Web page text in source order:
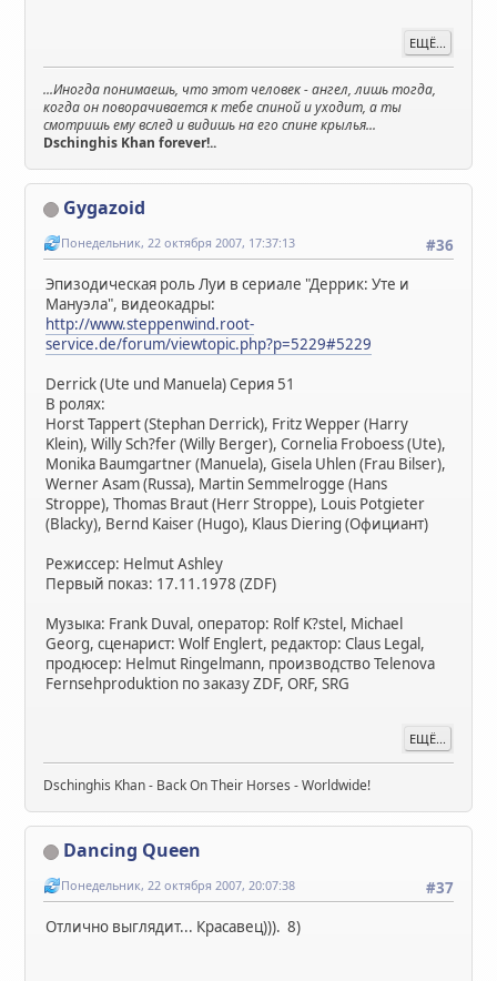
ЕЩЁ...
...Иногда понимаешь, что этот человек - ангел, лишь тогда,
когда он поворачивается к тебе спиной и уходит, а ты
смотришь ему вслед и видишь на его спине крылья...
Dschinghis Khan forever!..
Gygazoid
#36
Понедельник, 22 октября 2007, 17:37:13
Эпизодическая роль Луи в сериале "Деррик: Уте и
Мануэла", видеокадры:
http://www.steppenwind.root-
service.de/forum/viewtopic.php?p=5229#5229
Derrick (Ute und Manuela) Серия 51
В ролях:
Horst Tappert (Stephan Derrick), Fritz Wepper (Harry
Klein), Willy Sch?fer (Willy Berger), Cornelia Froboess (Ute),
Monika Baumgartner (Manuela), Gisela Uhlen (Frau Bilser),
Werner Asam (Russa), Martin Semmelrogge (Hans
Stroppe), Thomas Braut (Herr Stroppe), Louis Potgieter
(Blacky), Bernd Kaiser (Hugo), Klaus Diering (Официант)
Режиссер: Helmut Ashley
Первый показ: 17.11.1978 (ZDF)
Музыка: Frank Duval, оператор: Rolf K?stel, Michael
Georg, сценарист: Wolf Englert, редактор: Claus Legal,
продюсер: Helmut Ringelmann, производство Telenova
Fernsehproduktion по заказу ZDF, ORF, SRG
ЕЩЁ...
Dschinghis Khan - Back On Their Horses - Worldwide!
Dancing Queen
#37
Понедельник, 22 октября 2007, 20:07:38
Отлично выглядит... Красавец))). 8)